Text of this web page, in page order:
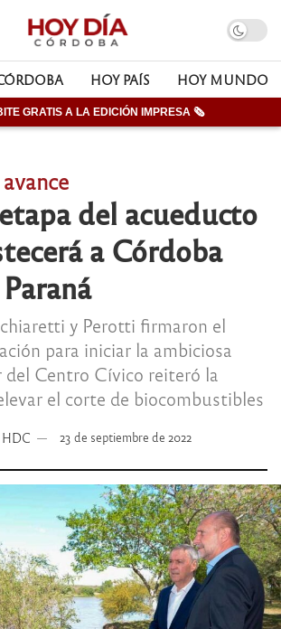
HOY PAÍS HOY MUNDO
GRATIS A LA EDICIÓN IMPRESA 🗞
del acueducto
a Córdoba
y Perotti firmaron el
para iniciar la ambiciosa
Centro Cívico reiteró la
el corte de biocombustibles
HDC 23 de septiembre de 2022